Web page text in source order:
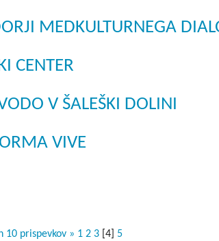
MEDKULTURNEGA
CENTER
V ŠALEŠKI DOLINI
VIVE
10 prispevkov » 1 2 3 4
5